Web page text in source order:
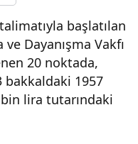
başlatılan
Dayanışma Vakfı
20 noktada,
bakkaldaki 1957
lira tutarındaki